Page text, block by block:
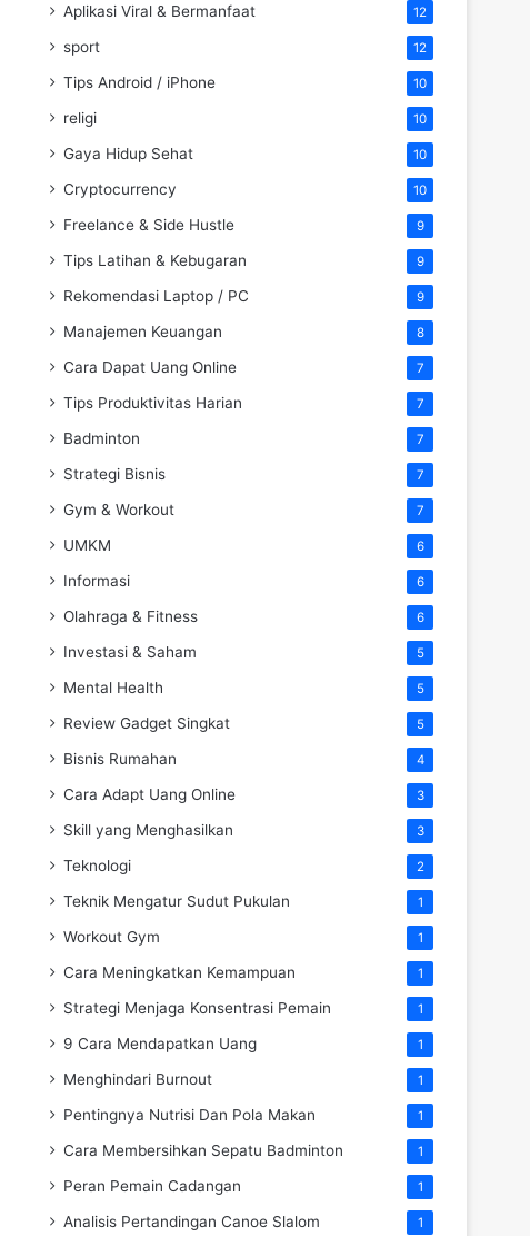
Aplikasi Viral & Bermanfaat 12
sport 12
Tips Android / iPhone 10
religi 10
Gaya Hidup Sehat 10
Cryptocurrency 10
Freelance & Side Hustle 9
Tips Latihan & Kebugaran 9
Rekomendasi Laptop / PC 9
Manajemen Keuangan 8
Cara Dapat Uang Online 7
Tips Produktivitas Harian 7
Badminton 7
Strategi Bisnis 7
Gym & Workout 7
UMKM 6
Informasi 6
Olahraga & Fitness 6
Investasi & Saham 5
Mental Health 5
Review Gadget Singkat 5
Bisnis Rumahan 4
Cara Adapt Uang Online 3
Skill yang Menghasilkan 3
Teknologi 2
Teknik Mengatur Sudut Pukulan 1
Workout Gym 1
Cara Meningkatkan Kemampuan 1
Strategi Menjaga Konsentrasi Pemain 1
9 Cara Mendapatkan Uang 1
Menghindari Burnout 1
Pentingnya Nutrisi Dan Pola Makan 1
Cara Membersihkan Sepatu Badminton 1
Peran Pemain Cadangan 1
Analisis Pertandingan Canoe Slalom 1